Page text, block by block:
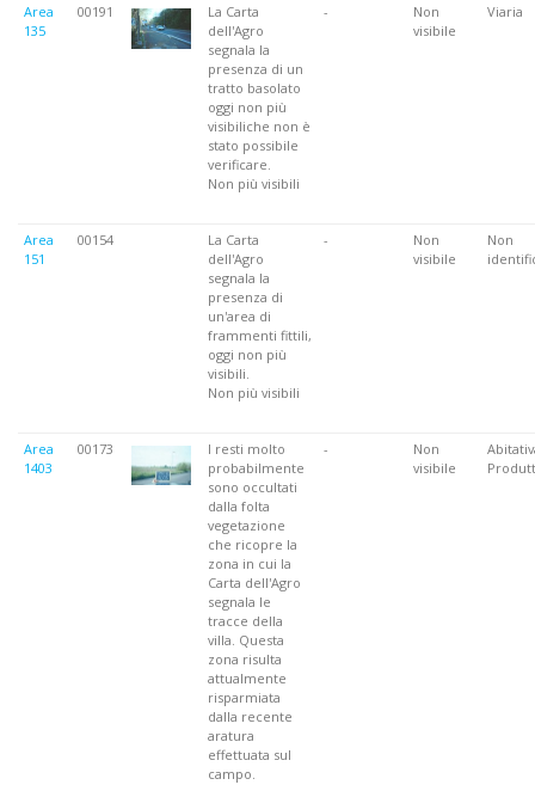
Area
135
00191
La Carta
dell'Agro
segnala la
presenza di un
tratto basolato
oggi non più
visibiliche non è
stato possibile
verificare.
Non più visibili
-
Non
visibile
Viaria
Area
151
00154
La Carta
dell'Agro
segnala la
presenza di
un'area di
frammenti fittili,
oggi non più
visibili.
Non più visibili
-
Non
visibile
Non
Area
1403
00173
I resti molto
probabilmente
sono occultati
dalla folta
vegetazione
che ricopre la
zona in cui la
Carta dell'Agro
segnala le
tracce della
villa. Questa
zona risulta
attualmente
risparmiata
dalla recente
aratura
effettuata sul
campo.
-
Non
visibile